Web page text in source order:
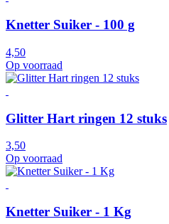
Knetter Suiker - 100 g
4,50
Op voorraad
Glitter Hart ringen 12 stuks
3,50
Op voorraad
Knetter Suiker - 1 Kg